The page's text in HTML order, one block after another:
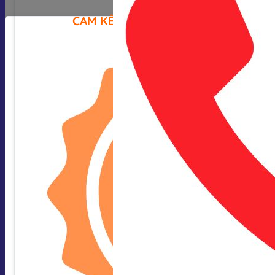
CAM KẾT CỦA CHÚNG TÔI